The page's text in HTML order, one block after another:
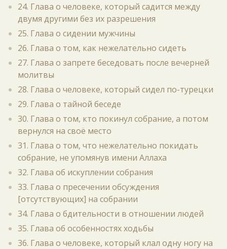
24. Глава о человеке, который садится между
двумя другими без их разрешения
25. Глава о сидении мужчины
26. Глава о том, как нежелательно сидеть
27. Глава о запрете беседовать после вечерней
молитвы
28. Глава о человеке, который сидел по-турецки
29. Глава о тайной беседе
30. Глава о том, кто покинул собрание, а потом
вернулся на своё место
31. Глава о том, что нежелательно покидать
собрание, не упомянув имени Аллаха
32. Глава об искуплении собрания
33. Глава о пресечении обсуждения
[отсутствующих] на собрании
34. Глава о бдительности в отношении людей
35. Глава об особенностях ходьбы
36. Глава о человеке, который клал одну ногу на